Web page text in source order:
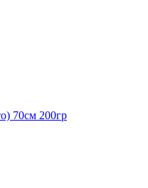
70см 200гр